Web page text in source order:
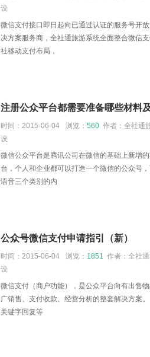
设
微信支付接口即日起向已通过认证的服务号开
决方案服务商，全社通旅游系统全面整合微信
社移动支付布局，
注册公众平台都需要准备哪些材料
时间：2015-06-04 浏览： 560 作者：全社通
设
微信公众平台是腾讯公司在微信的基础上新增
台，个人和企业都可以打造一个微信的公众号
语音三个类别的内
公众号微信支付申请指引（新）
时间：2015-06-04 浏览： 1851 作者：全社
设
微信支付（商户功能），是公众平台向有出售
广销售、支付收款、经营分析的整套解决方案
关键字回复等